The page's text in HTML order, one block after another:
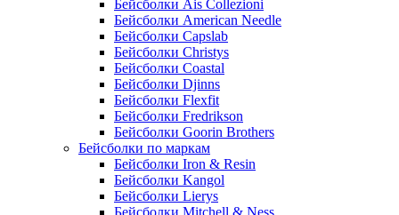
Бейсболки Ais Collezioni
Бейсболки American Needle
Бейсболки Capslab
Бейсболки Christys
Бейсболки Coastal
Бейсболки Djinns
Бейсболки Flexfit
Бейсболки Fredrikson
Бейсболки Goorin Brothers
Бейсболки по маркам
Бейсболки Iron & Resin
Бейсболки Kangol
Бейсболки Lierys
Бейсболки Mitchell & Ness